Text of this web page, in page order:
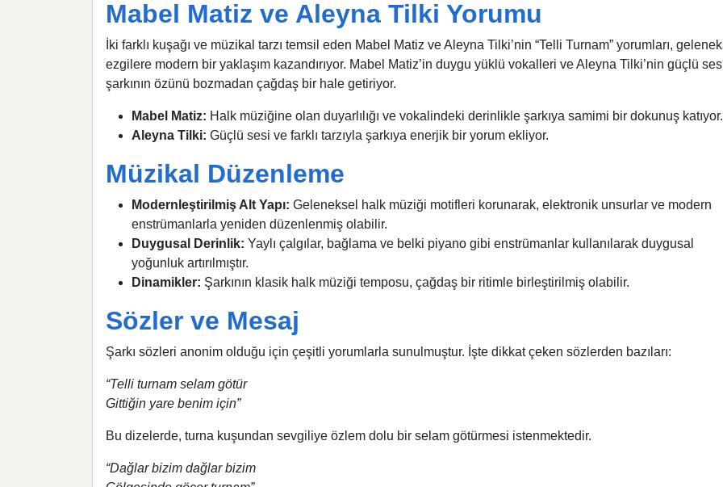
Mabel Matiz ve Aleyna Tilki Yorumu
İki farklı kuşağı ve müzikal tarzı temsil eden Mabel Matiz ve Aleyna Tilki’nin “Telli Turnam” yorumları,
ezgilere modern bir yaklaşım kazandırıyor. Mabel Matiz’in duygu yüklü vokalleri ve Aleyna Tilki’nin güçlü
şarkının özünü bozmadan çağdaş bir hale getiriyor.
Mabel Matiz: Halk müziğine olan duyarlılığı ve vokalindeki derinlikle şarkıya samimi bir dokunuş katıyor.
Aleyna Tilki: Güçlü sesi ve farklı tarzıyla şarkıya enerjik bir yorum ekliyor.
Müzikal Düzenleme
Modernleştirilmiş Alt Yapı: Geleneksel halk müziği motifleri korunarak, elektronik unsurlar ve modern
enstrümanlarla yeniden düzenlenmiş olabilir.
Duygusal Derinlik: Yaylı çalgılar, bağlama ve belki piyano gibi enstrümanlar kullanılarak duygusal
yoğunluk artırılmıştır.
Dinamikler: Şarkının klasik halk müziği temposu, çağdaş bir ritimle birleştirilmiş olabilir.
Sözler ve Mesaj
Şarkı sözleri anonim olduğu için çeşitli yorumlarla sunulmuştur. İşte dikkat çeken sözlerden bazıları:
“Telli turnam selam götür
Gittiğin yare benim için”
Bu dizelerde, turna kuşundan sevgiliye özlem dolu bir selam götürmesi istenmektedir.
“Dağlar bizim dağlar bizim